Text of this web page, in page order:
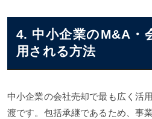
4. 中小企業のM&A・
用される方法
中小企業の会社売却で最も広く活
渡です。包括承継であるため、事